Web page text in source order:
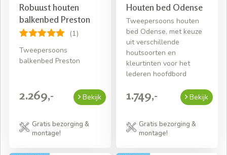
Robuust houten
balkenbed Preston
(1)
Tweepersoons
balkenbed Preston
2.269,- Bekijk
Gratis bezorging &
montage!
Houten bed Odense
Tweepersoons houten
bed Odense, met keuze
uit verschillende
houtsoorten en
kleurtinten voor het
lederen hoofdbord
1.749,- Bekijk
Gratis bezorging &
montage!